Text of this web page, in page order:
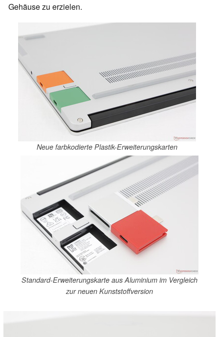
Gehäuse zu erzielen.
Neue farbkodierte Plastik-Erweiterungskarten
Standard-Erweiterungskarte aus Aluminium im Vergleich
zur neuen Kunststoffversion